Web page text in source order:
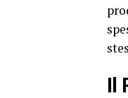
Il